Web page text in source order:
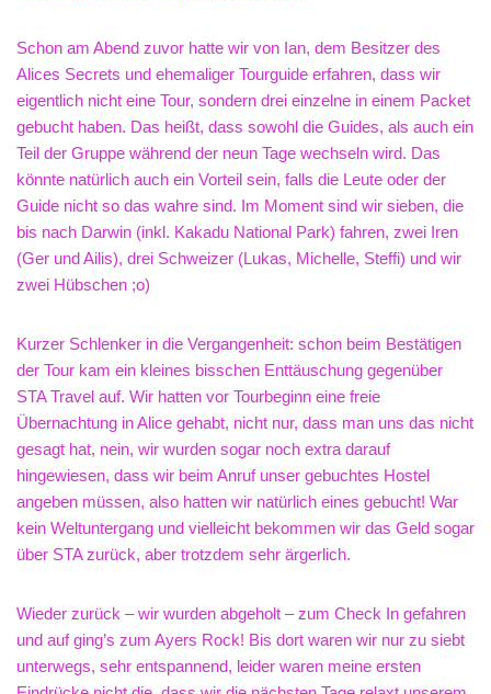
Schon am Abend zuvor hatte wir von Ian, dem Besitzer des
Alices Secrets und ehemaliger Tourguide erfahren, dass wir
eigentlich nicht eine Tour, sondern drei einzelne in einem Packet
gebucht haben. Das heißt, dass sowohl die Guides, als auch ein
Teil der Gruppe während der neun Tage wechseln wird. Das
könnte natürlich auch ein Vorteil sein, falls die Leute oder der
Guide nicht so das wahre sind. Im Moment sind wir sieben, die
bis nach Darwin (inkl. Kakadu National Park) fahren, zwei Iren
(Ger und Ailis), drei Schweizer (Lukas, Michelle, Steffi) und wir
zwei Hübschen ;o)
Kurzer Schlenker in die Vergangenheit: schon beim Bestätigen
der Tour kam ein kleines bisschen Enttäuschung gegenüber
STA Travel auf. Wir hatten vor Tourbeginn eine freie
Übernachtung in Alice gehabt, nicht nur, dass man uns das nicht
gesagt hat, nein, wir wurden sogar noch extra darauf
hingewiesen, dass wir beim Anruf unser gebuchtes Hostel
angeben müssen, also hatten wir natürlich eines gebucht! War
kein Weltuntergang und vielleicht bekommen wir das Geld sogar
über STA zurück, aber trotzdem sehr ärgerlich.
Wieder zurück – wir wurden abgeholt – zum Check In gefahren
und auf ging’s zum Ayers Rock! Bis dort waren wir nur zu siebt
unterwegs, sehr entspannend, leider waren meine ersten